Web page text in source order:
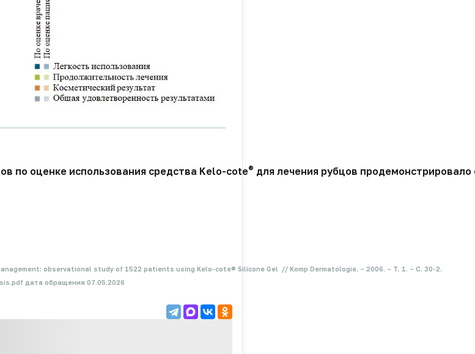
по оценке использования средства Kelo-cote® для лечения рубцов
observational study of 1522 patients using Kelo-cote® Silicone Gel // Komp Dermatologie. – 2006. – Т. 1. – С. 30-2.
дата обращения 07.05.2026